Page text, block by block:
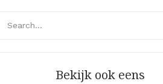
Bekijk ook eens